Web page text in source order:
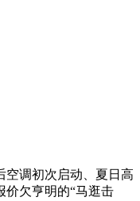
调初次启动、夏日高
价欠亨明的“马逛击